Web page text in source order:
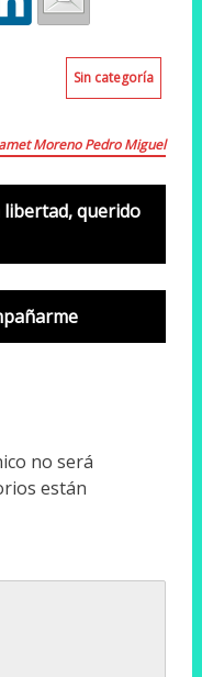
Sin categoría
Moreno Pedro Miguel
querido
no será
están